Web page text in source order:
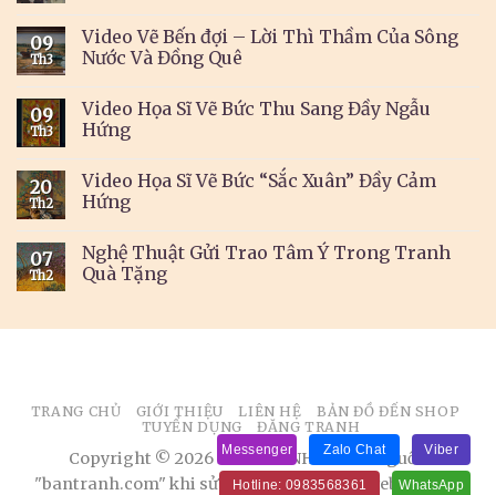
09
Th3
Video Vẽ Bến đợi – Lời Thì Thầm Của Sông
Nước Và Đồng Quê
09
Th3
Video Họa Sĩ Vẽ Bức Thu Sang Đầy Ngẫu
Hứng
20
Th2
Video Họa Sĩ Vẽ Bức “Sắc Xuân” Đầy Cảm
Hứng
07
Th2
Nghệ Thuật Gửi Trao Tâm Ý Trong Tranh
Quà Tặng
TRANG CHỦ GIỚI THIỆU LIÊN HỆ
BẢN ĐỒ ĐẾN SHOP
TUYỂN DỤNG
ĐĂNG TRANH
Copyright © 2026 BÁN TRANH. Ghi rõ nguồn
"bantranh.com" khi sử dụng thông tin từ website này
Viber
Zalo Chat
Messenger
WhatsApp
Hotline: 0983568361